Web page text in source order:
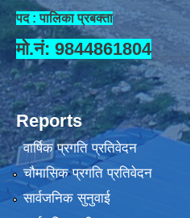
पद : पालिका प्रबक्ता
मो.नं: 9844861804
Reports
वार्षिक प्रगति प्रतिवेदन
चौमासिक प्रगति प्रतिवेदन
सार्वजनिक सुनुवाई